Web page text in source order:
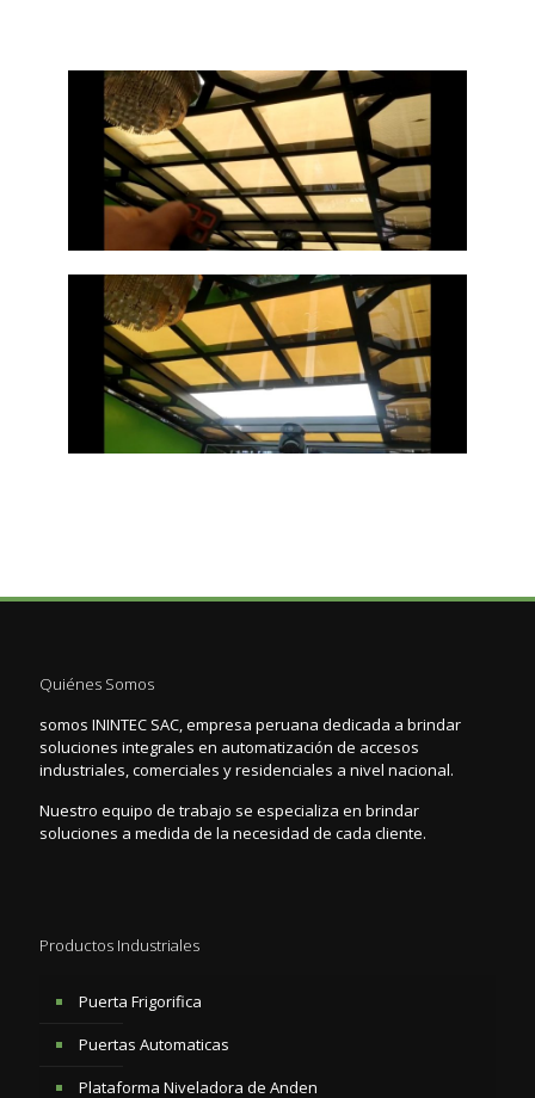
Quiénes Somos
somos ININTEC SAC, empresa peruana dedicada a brindar
soluciones integrales en automatización de accesos
industriales, comerciales y residenciales a nivel nacional.
Nuestro equipo de trabajo se especializa en brindar
soluciones a medida de la necesidad de cada cliente.
Productos Industriales
Puerta Frigorifica
Puertas Automaticas
Plataforma Niveladora de Anden